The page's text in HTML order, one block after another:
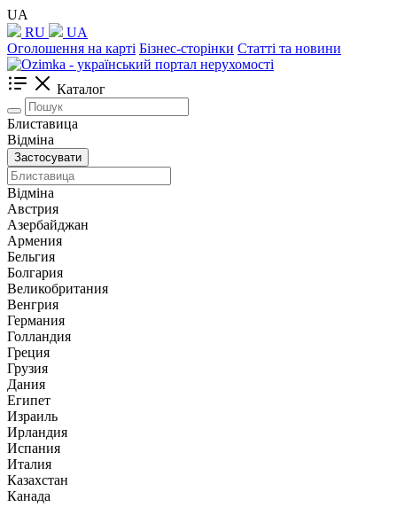
UA
RU
UA
Оголошення на карті Бізнес-сторінки Статті та новини
Каталог
Блиставица
Відміна
Застосувати
Відміна
Австрия
Азербайджан
Армения
Бельгия
Болгария
Великобритания
Венгрия
Германия
Голландия
Греция
Грузия
Дания
Египет
Израиль
Ирландия
Испания
Италия
Казахстан
Канада